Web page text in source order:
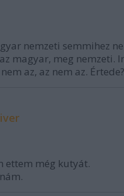
nemzeti semmihez
magyar, meg nemzeti.
az, az nem az. Értede?
ettem még kutyát.